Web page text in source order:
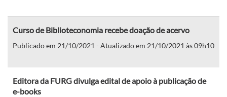
Curso de Biblioteconomia recebe doação de acervo
Publicado em 21/10/2021 - Atualizado em 21/10/2021 às 09h10
Editora da FURG divulga edital de apoio à publicação de
e-books